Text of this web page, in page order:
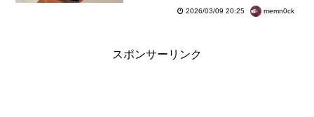
2026/03/09 20:25 memn0ck
スポンサーリンク